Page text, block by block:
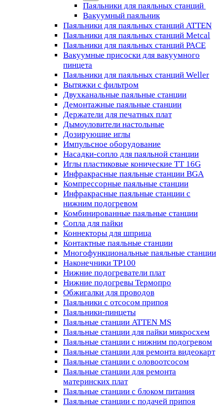
Паяльники для паяльных станций
Вакуумный паяльник
Паяльники для паяльных станций ATTEN
Паяльники для паяльных станций Metcal
Паяльники для паяльных станций PACE
Вакуумные присоски для вакуумного
пинцета
Паяльники для паяльных станций Weller
Вытяжки с фильтром
Двухканальные паяльные станции
Демонтажные паяльные станции
Держатели для печатных плат
Дымоуловители настольные
Дозирующие иглы
Импульсное оборудование
Насадки-сопло для паяльной станции
Иглы пластиковые конические TT 16G
Инфракрасные паяльные станции BGA
Компрессорные паяльные станции
Инфракрасные паяльные станции с
нижним подогревом
Комбинированные паяльные станции
Сопла для пайки
Коннекторы для шприца
Контактные паяльные станции
Многофункциональные паяльные станции
Наконечники TP100
Нижние подогреватели плат
Нижние подогревы Термопро
Обжигалки для проводов
Паяльники с отсосом припоя
Паяльники-пинцеты
Паяльные станции ATTEN MS
Паяльные станции для пайки микросхем
Паяльные станции с нижним подогревом
Паяльные станции для ремонта видеокарт
Паяльные станции с оловоотсосом
Паяльные станции для ремонта
материнских плат
Паяльные станции с блоком питания
Паяльные станции с подачей припоя